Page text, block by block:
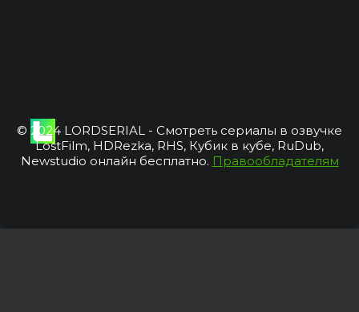
© 2024 LORDSERIAL - Смотреть сериалы в озвучке
LostFilm, HDRezka, RHS, Кубик в кубе, RuDub,
Newstudio онлайн бесплатно. Правообладателям